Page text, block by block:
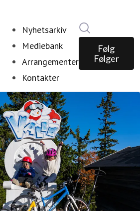
Nyhetsarkiv
Mediebank
Arrangementer
Kontakter
Følg
Følger